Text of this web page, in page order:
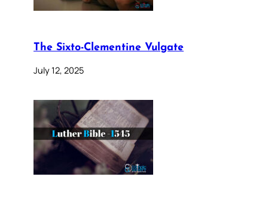
The Sixto-Clementine Vulgate
July 12, 2025